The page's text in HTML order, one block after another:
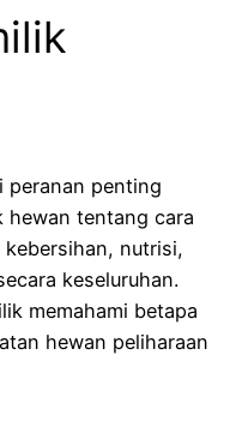
peranan penting
hewan tentang cara
kebersihan, nutrisi,
keseluruhan.
memahami betapa
hewan peliharaan